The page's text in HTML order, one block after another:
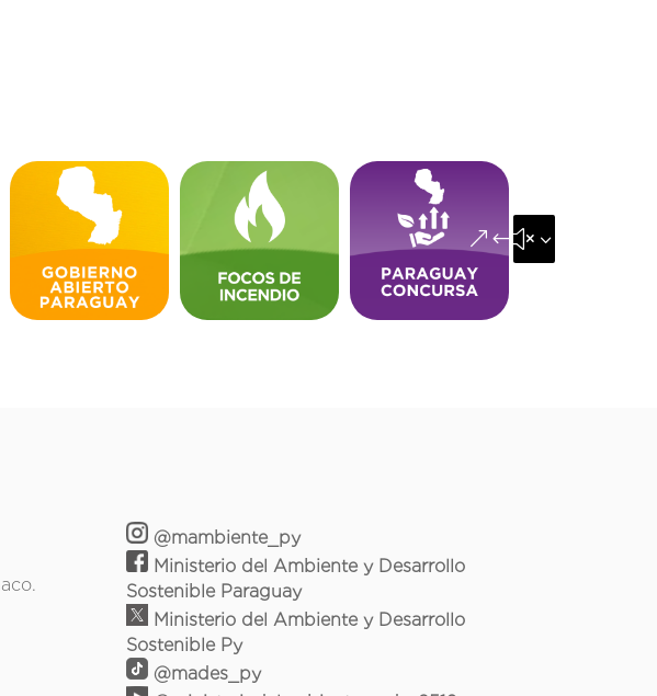
&#x35;
@mambiente_py
Ministerio del Ambiente y Desarrollo
Sostenible Paraguay
Ministerio del Ambiente y Desarrollo
Sostenible Py
@mades_py